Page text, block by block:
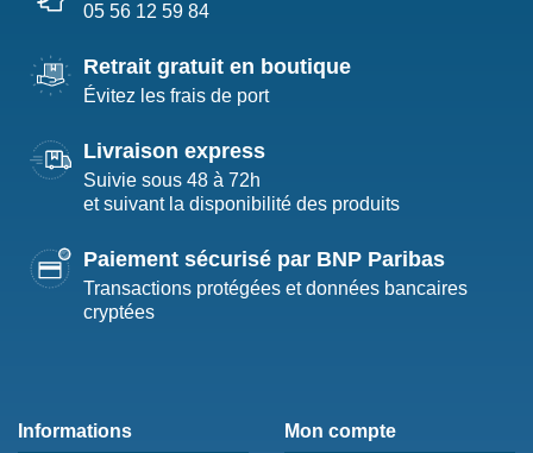
05 56 12 59 84
Retrait gratuit en boutique
Évitez les frais de port
Livraison express
Suivie sous 48 à 72h
et suivant la disponibilité des produits
Paiement sécurisé par BNP Paribas
Transactions protégées et données bancaires
cryptées
Informations Mon compte